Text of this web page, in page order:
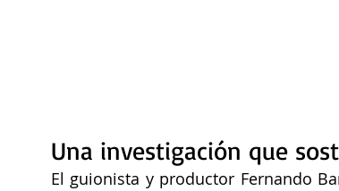
Una investigación que
El guionista y productor Fernando